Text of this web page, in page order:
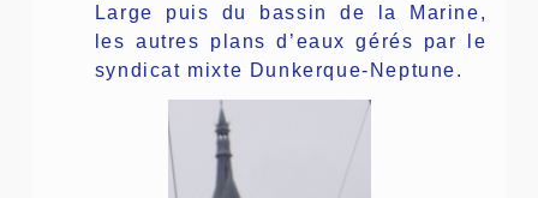
Large puis du bassin de la Marine,
les autres plans d’eaux gérés par le
syndicat mixte Dunkerque-Neptune.